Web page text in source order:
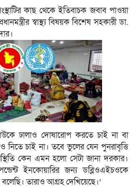
কাছ থেকে ইতিবাচক জবাব পাওয়া
স্বাস্থ্য বিষয়ক বিশেষ সহকারী ডা.
ঢালাও দোষারোপ করতে চাই না বা
চাই না। তবে ভুলের যেন পুনরাবৃত্তি
কেন এমন হলো সেটা জানা দরকার।
ইনকোয়ারির জন্য ডব্লিওএইচওকে
তারাও আগ্রহ দেখিয়েছে।’